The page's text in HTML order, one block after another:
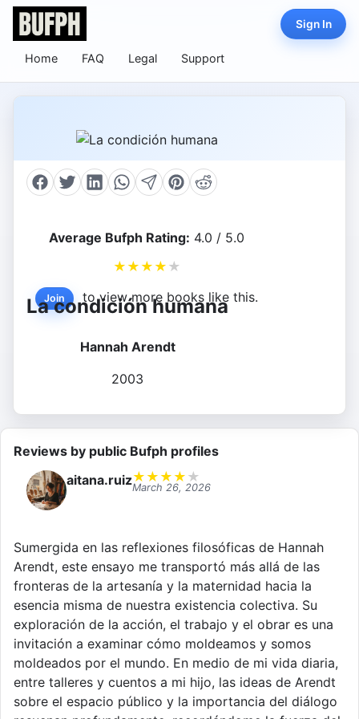
Home FAQ Legal Support
Sign In
Average Bufph Rating: 4.0 / 5.0
★ ★ ★ ★ ★
Join to view more books like this.
La condición humana
Hannah Arendt
2003
Reviews by public Bufph profiles
aitana.ruiz★ ★ ★ ★ ★
March 26, 2026
Sumergida en las reflexiones filosóficas de Hannah
Arendt, este ensayo me transportó más allá de las
fronteras de la artesanía y la maternidad hacia la
esencia misma de nuestra existencia colectiva. Su
exploración de la acción, el trabajo y el obrar es una
invitación a examinar cómo moldeamos y somos
moldeados por el mundo. En medio de mi vida diaria,
entre talleres y cuentos a mi hijo, las ideas de Arendt
sobre el espacio público y la importancia del diálogo